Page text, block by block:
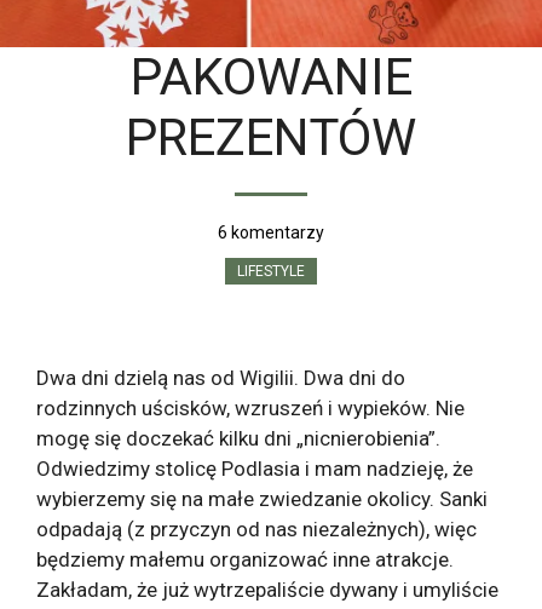
PAKOWANIE
PREZENTÓW
6 komentarzy
LIFESTYLE
Dwa dni dzielą nas od Wigilii. Dwa dni do
rodzinnych uścisków, wzruszeń i wypieków. Nie
mogę się doczekać kilku dni „nicnierobienia”.
Odwiedzimy stolicę Podlasia i mam nadzieję, że
wybierzemy się na małe zwiedzanie okolicy. Sanki
odpadają (z przyczyn od nas niezależnych), więc
będziemy małemu organizować inne atrakcje.
Zakładam, że już wytrzepaliście dywany i umyliście